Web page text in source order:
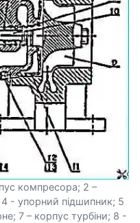
компресора; 2 –
- упорний підшипник; 5
7 – корпус турбіни; 8 -